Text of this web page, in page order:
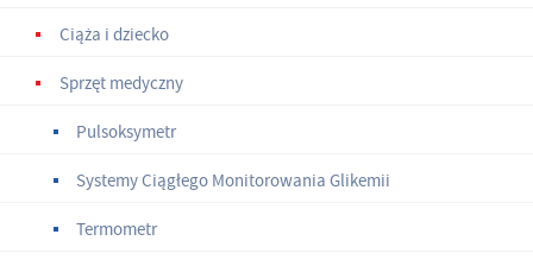
Ciąża i dziecko
Sprzęt medyczny
Pulsoksymetr
Systemy Ciągłego Monitorowania Glikemii
Termometr